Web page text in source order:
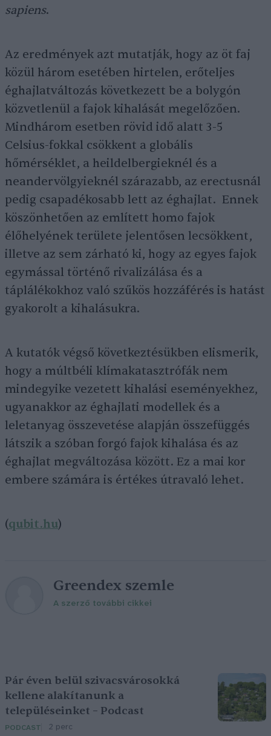
sapiens.
Az eredmények azt mutatják, hogy az öt faj
közül három esetében hirtelen, erőteljes
éghajlatváltozás következett be a bolygón
közvetlenül a fajok kihalását megelőzően.
Mindhárom esetben rövid idő alatt 3-5
Celsius-fokkal csökkent a globális
hőmérséklet, a heildelbergieknél és a
neandervölgyieknél szárazabb, az erectusnál
pedig csapadékosabb lett az éghajlat. Ennek
köszönhetően az említett homo fajok
élőhelyének területe jelentősen lecsökkent,
illetve az sem zárható ki, hogy az egyes fajok
egymással történő rivalizálása és a
táplálékokhoz való szűkös hozzáférés is hatást
gyakorolt a kihalásukra.
A kutatók végső következtésükben elismerik,
hogy a múltbéli klímakatasztrófák nem
mindegyike vezetett kihalási eseményekhez,
ugyanakkor az éghajlati modellek és a
leletanyag összevetése alapján összefüggés
látszik a szóban forgó fajok kihalása és az
éghajlat megváltozása között. Ez a mai kor
embere számára is értékes útravaló lehet.
(qubit.hu)
Greendex szemle
A szerző további cikkei
Pár éven belül szivacsvárosokká
kellene alakítanunk a
településeinket – Podcast
PODCAST 2 perc